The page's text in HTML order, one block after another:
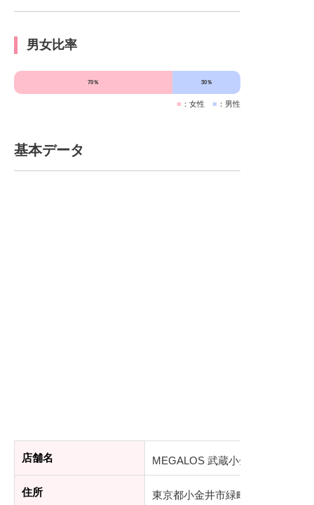
男女比率
70％ 30％
■ ：女性 ■ ：男性
基本データ
店舗名 MEGALOS 武蔵小金井店
住所 東京都小金井市緑町5-3-24